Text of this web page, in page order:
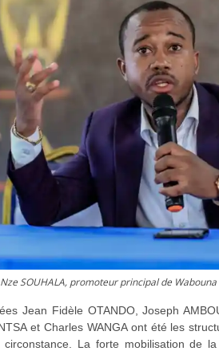
SOUHALA, promoteur principal de
Jean Fidèle OTANDO, Joseph
et Charles WANGA ont été les
circonstance. La forte mobilisation de